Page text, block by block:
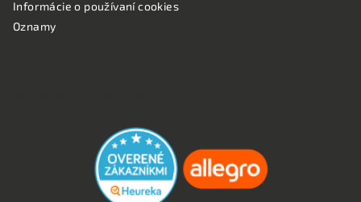
Informácie o používaní cookies
Oznamy